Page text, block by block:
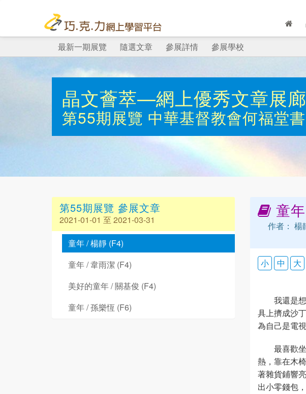
最新一期展覽 隨選文章 參展詳情 參展學校
晶文薈萃—網上優秀文章展廊
第55期展覽 中華基督教會何福堂
第55期展覽 參展文章
2021-01-01 至 2021-03-31
童年 / 楊靜 (F4)
童年 / 韋雨潔 (F4)
美好的童年 / 關基俊 (F4)
童年 / 孫樂恆 (F6)
童年
作者： 楊
小 中 大
我還是
具上擠成沙
為自己是電
最喜歡
熱，靠在木
著雜貨鋪響
出小零錢包